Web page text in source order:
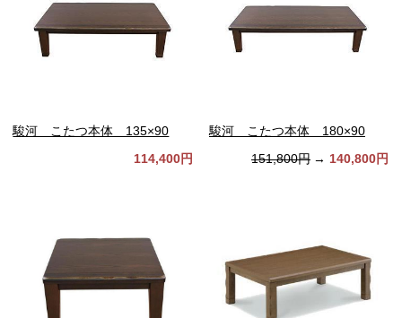
駿河 こたつ本体 135×90
114,400円
駿河 こたつ本体 180×90
151,800円 → 140,800円